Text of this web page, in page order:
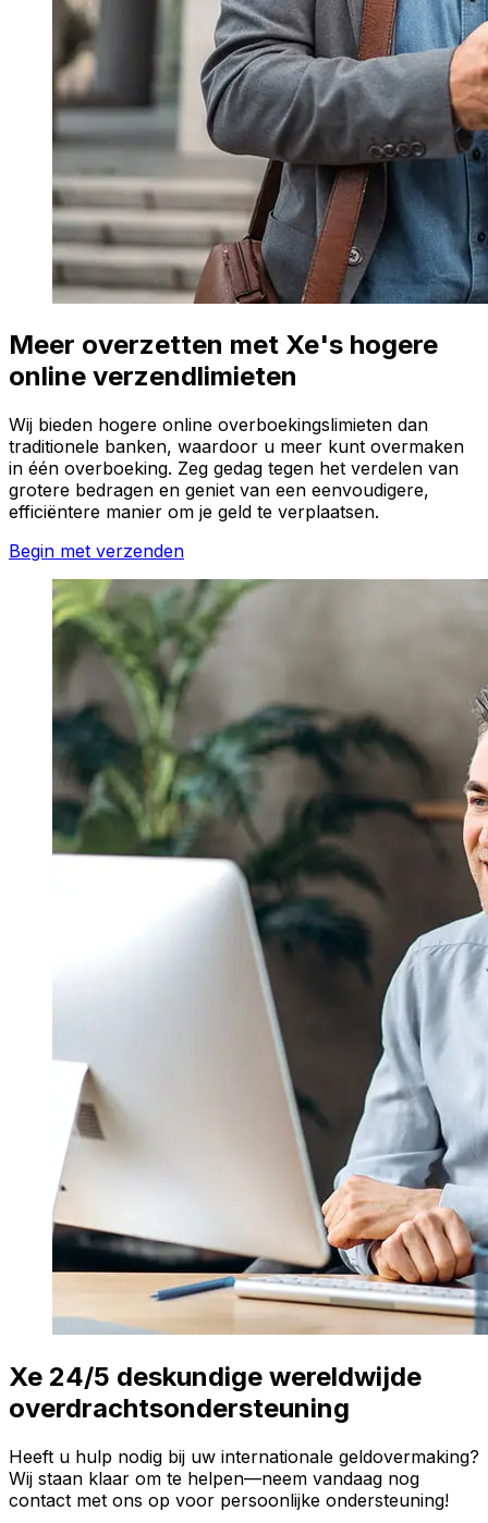
Meer overzetten met Xe's hogere
online verzendlimieten
Wij bieden hogere online overboekingslimieten dan
traditionele banken, waardoor u meer kunt overmaken
in één overboeking. Zeg gedag tegen het verdelen van
grotere bedragen en geniet van een eenvoudigere,
efficiëntere manier om je geld te verplaatsen.
Begin met verzenden
Xe 24/5 deskundige wereldwijde
overdrachtsondersteuning
Heeft u hulp nodig bij uw internationale geldovermaking?
Wij staan klaar om te helpen—neem vandaag nog
contact met ons op voor persoonlijke ondersteuning!